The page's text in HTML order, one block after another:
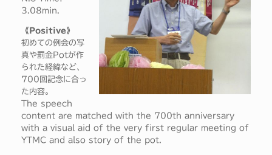
3.08min.
《Positive》
初めての例会の写
真や罰金Potが作
られた経緯など、
700回記念に合っ
た内容。
The speech
content are matched with the 700th anniversary
with a visual aid of the very first regular meeting of
YTMC and also story of the pot.